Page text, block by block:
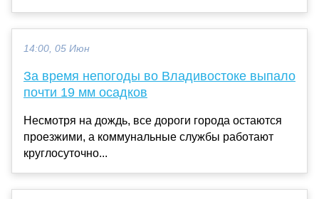
14:00, 05 Июн
За время непогоды во Владивостоке выпало
почти 19 мм осадков
Несмотря на дождь, все дороги города остаются
проезжими, а коммунальные службы работают
круглосуточно...